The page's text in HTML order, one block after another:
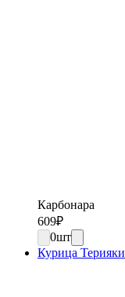
Карбонара
609₽
0шт
Курица Терияки